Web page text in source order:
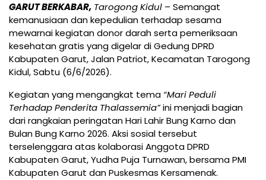
GARUT BERKABAR, Tarogong Kidul – Semangat
kemanusiaan dan kepedulian terhadap sesama
mewarnai kegiatan donor darah serta pemeriksaan
kesehatan gratis yang digelar di Gedung DPRD
Kabupaten Garut, Jalan Patriot, Kecamatan Tarogong
Kidul, Sabtu (6/6/2026).
Kegiatan yang mengangkat tema “Mari Peduli
Terhadap Penderita Thalassemia”ini menjadi bagian
dari rangkaian peringatan Hari Lahir Bung Karno dan
Bulan Bung Karno 2026. Aksi sosial tersebut
terselenggara atas kolaborasi Anggota DPRD
Kabupaten Garut, Yudha Puja Turnawan, bersama PMI
Kabupaten Garut dan Puskesmas Kersamenak.